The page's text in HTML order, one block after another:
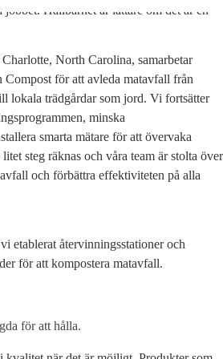
jobbet. Hållbarhet är lättare om det är en
North Carolina, samarbetar
för att avleda matavfall från
lokala trädgårdar som jord. Vi fortsätter
minska
smarta mätare för att övervaka
steg räknas och våra team är stolta över
och förbättra effektiviteten på alla
etablerat återvinningsstationer och
för att kompostera matavfall.
för att hålla.